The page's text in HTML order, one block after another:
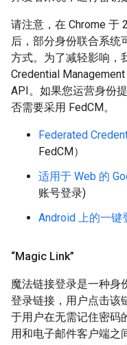
请注意，在 Chrome 于
后，部分身份联合系统
方式。为了减轻影响，
Credential
API。如果您运营身份
否需要采用 FedCM。
Federated
FedCM）
适用于 Web 的
账号登录)
Android 上的一键
“Magic Link”
魔法链接登录是一种身
登录链接，用户点击该
于用户在无需记住密码
用和电子邮件客户端之